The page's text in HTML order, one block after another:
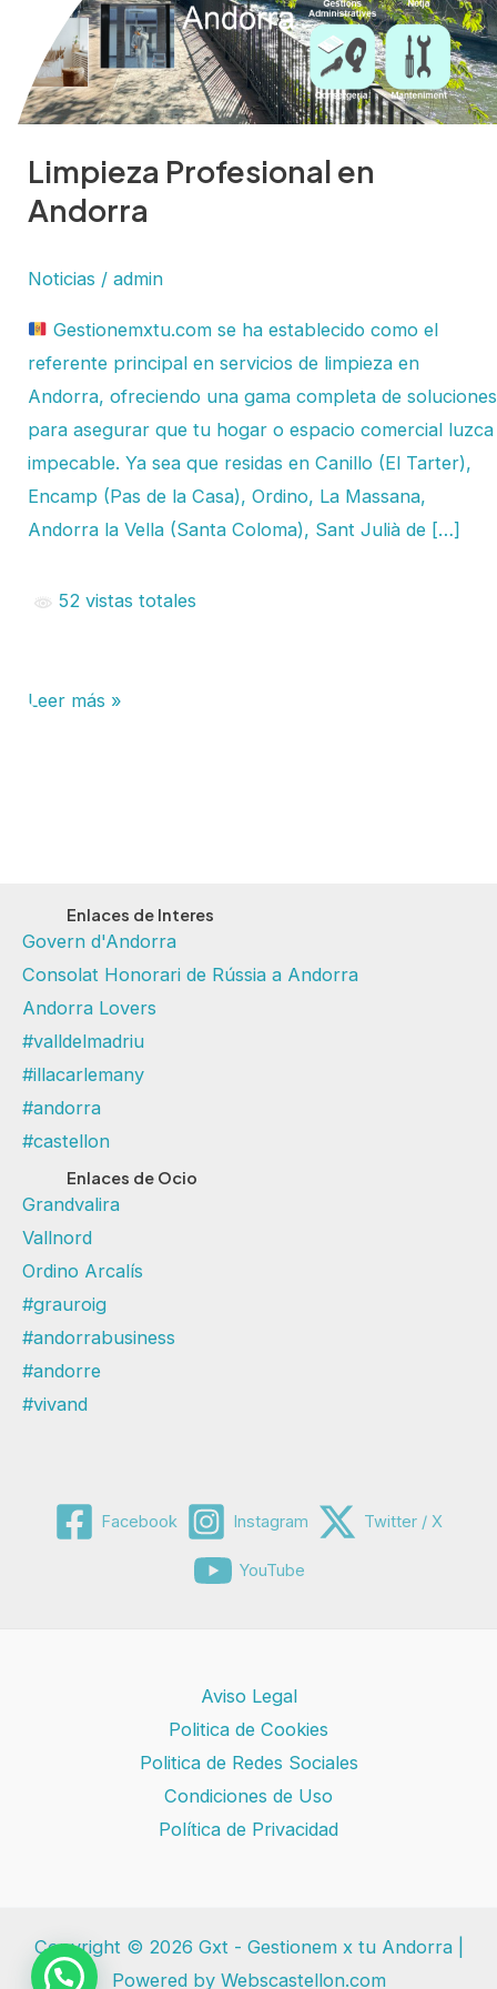
Limpieza Profesional en
Andorra
Noticias / admin
Gestionemxtu.com se ha establecido como el
referente principal en servicios de limpieza en
Andorra, ofreciendo una gama completa de soluciones
para asegurar que tu hogar o espacio comercial luzca
impecable. Ya sea que residas en Canillo (El Tarter),
Encamp (Pas de la Casa), Ordino, La Massana,
Andorra la Vella (Santa Coloma), Sant Julià de […]
52 vistas totales
Leer más »
Enlaces de Interes
Govern d'Andorra
Consolat Honorari de Rússia a Andorra
Andorra Lovers
#valldelmadriu
#illacarlemany
#andorra
#castellon
Enlaces de Ocio
Grandvalira
Vallnord
Ordino Arcalís
#grauroig
#andorrabusiness
#andorre
#vivand
Facebook Instagram Twitter / X
YouTube
Aviso Legal
Politica de Cookies
Politica de Redes Sociales
Condiciones de Uso
Política de Privacidad
Copyright © 2026 Gxt - Gestionem x tu Andorra |
Powered by Webscastellon.com